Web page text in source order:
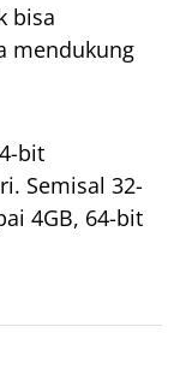
bisa
mendukung
bit
Semisal 32-
4GB, 64-bit